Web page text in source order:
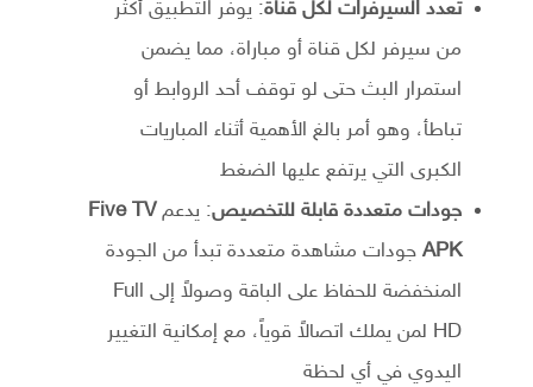
تعدد السيرفرات لكل قناة: يوفر التطبيق أكثر
من سيرفر لكل قناة أو مباراة، مما يضمن
استمرار البث حتى لو توقف أحد الروابط أو
تباطأ، وهو أمر بالغ الأهمية أثناء المباريات
الكبرى التي يرتفع عليها الضغط
جودات متعددة قابلة للتخصيص: يدعمFive TV
APK جودات مشاهدة متعددة تبدأ من الجودة
المنخفضة للحفاظ على الباقة وصولاً إلى Full
HD لمن يملك اتصالاً قوياً، مع إمكانية التغيير
اليدوي في أي لحظة